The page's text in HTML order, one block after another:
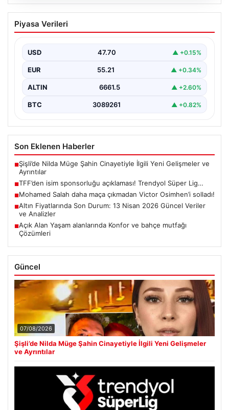
06.08.2026
TFF’den isim sponsorluğu açıklaması!
Trendyol Süper Lig…
Piyasa Verileri
USD 47.70 ▲ +0.15%
EUR 55.21 ▲ +0.34%
ALTIN 6661.5 ▲ +2.60%
BTC 3089261 ▲ +0.82%
Son Eklenen Haberler
■Şişli’de Nilda Müge Şahin Cinayetiyle İlgili Yeni Gelişmeler ve
Ayrıntılar
■TFF’den isim sponsorluğu açıklaması! Trendyol Süper Lig…
■Mohamed Salah daha maça çıkmadan Victor Osimhen’i solladı!
■Altın Fiyatlarında Son Durum: 13 Nisan 2026 Güncel Veriler
ve Analizler
■Açık Alan Yaşam alanlarında Konfor ve bahçe mutfağı
Çözümleri
Güncel
07/08/2026
Şişli’de Nilda Müge Şahin Cinayetiyle İlgili Yeni Gelişmeler
ve Ayrıntılar